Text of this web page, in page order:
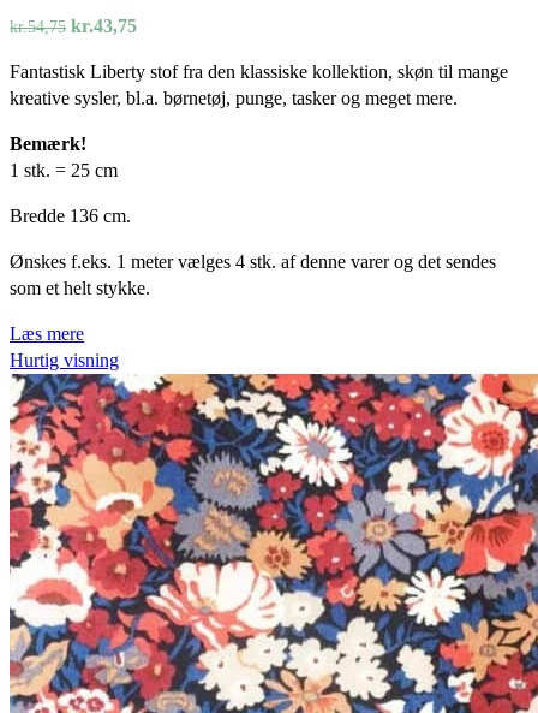
kr.54,75 Den
pris
var:
kr.43,75Den
pris
er:
Fantastisk Liberty stof fra den klassiske kollektion, skøn til mange
kreative sysler, bl.a. børnetøj, punge, tasker og meget mere.
Bemærk!
1 stk. = 25 cm
Bredde 136 cm.
Ønskes f.eks. 1 meter vælges 4 stk. af denne varer og det sendes
som et helt stykke.
Læs mere
Hurtig visning